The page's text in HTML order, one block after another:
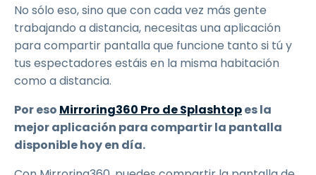
No sólo eso, sino que con cada vez más gente
trabajando a distancia, necesitas una aplicación
para compartir pantalla que funcione tanto si tú y
tus espectadores estáis en la misma habitación
como a distancia.
Por eso Mirroring360 Pro de Splashtopes la
mejor aplicación para compartir la pantalla
disponible hoy en día.